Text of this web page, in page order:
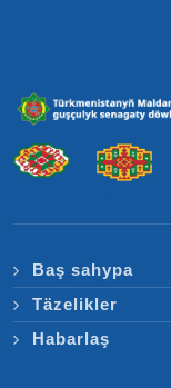
Baş sahypa
Täzelikler
Habarlaş